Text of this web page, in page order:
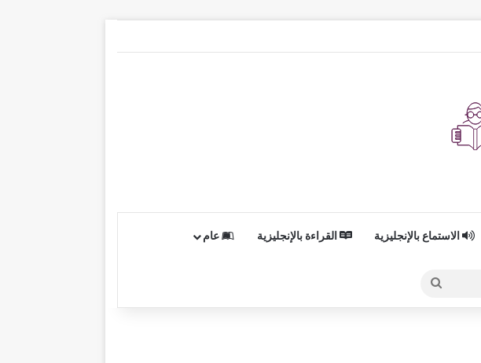
الاستماع بالإنجليزية القراءة بالإنجليزية عام
عن